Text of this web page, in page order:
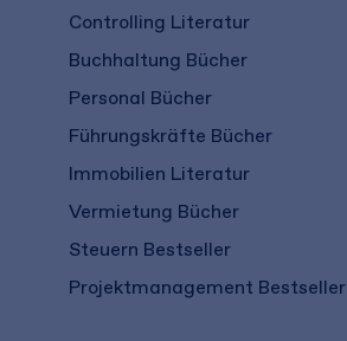
Controlling Literatur
Buchhaltung Bücher
Personal Bücher
Führungskräfte Bücher
Immobilien Literatur
Vermietung Bücher
Steuern Bestseller
Projektmanagement Bestseller